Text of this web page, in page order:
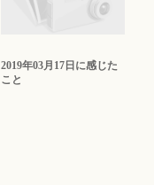
2019年03月17日に感じた
こと